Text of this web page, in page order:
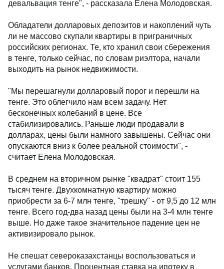
девальвация тенге", - рассказала Елена Молодовская.
Обладатели долларовых депозитов и накоплений чуть
ли не массово скупали квартиры в приграничных
российских регионах. Те, кто хранил свои сбережения
в тенге, только сейчас, по словам риэлтора, начали
выходить на рынок недвижимости.
"Мы перешагнули долларовый порог и перешли на
тенге. Это облегчило нам всем задачу. Нет
бесконечных колебаний в цене. Все
стабилизировались. Раньше люди продавали в
долларах, цены были намного завышены. Сейчас они
опускаются вниз к более реальной стоимости", -
считает Елена Молодовская.
В среднем на вторичном рынке "квадрат" стоит 155
тысяч тенге. Двухкомнатную квартиру можно
приобрести за 6-7 млн тенге, "трешку" - от 9,5 до 12 млн
тенге. Всего год-два назад цены были на 3-4 млн тенге
выше. Но даже такое значительное падение цен не
активизировало рынок.
Не спешат североказахстанцы воспользоваться и
услугами банков. Процентная ставка на ипотеку в